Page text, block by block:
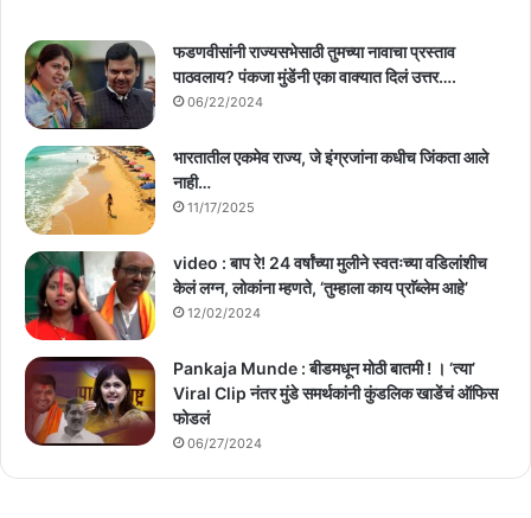
फडणवीसांनी राज्यसभेसाठी तुमच्या नावाचा प्रस्ताव
पाठवलाय? पंकजा मुंडेंनी एका वाक्यात दिलं उत्तर….
06/22/2024
भारतातील एकमेव राज्य, जे इंग्रजांना कधीच जिंकता आले
नाही…
11/17/2025
video : बाप रे! 24 वर्षांच्या मुलीने स्वतःच्या वडिलांशीच
केलं लग्न, लोकांना म्हणते, ‘तुम्हाला काय प्राॅब्लेम आहे’
12/02/2024
Pankaja Munde : बीडमधून मोठी बातमी ! । ‘त्या’
Viral Clip नंतर मुंडे समर्थकांनी कुंडलिक खाडेंचं ऑफिस
फोडलं
06/27/2024